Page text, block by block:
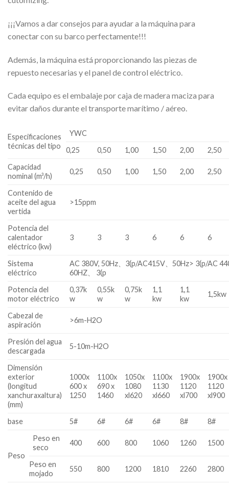
¡¡¡Vamos a dar consejos para ayudar a la máquina para
conectar con su barco perfectamente!!!
Además, la máquina está proporcionando las piezas de
repuesto necesarias y el panel de control eléctrico.
Cada equipo es el embalaje por caja de madera maciza para
evitar daños durante el transporte marítimo / aéreo.
Especificaciones
técnicas del tipo
YWC
0,25
0,50 1,00 1,50 2,00
2,50
Capacidad
nominal (m³/h)
0,25 0,50 1,00 1,50 2,00 2,50
Contenido de
aceite del agua
vertida
>15ppm
Potencia del
calentador
eléctrico (kw)
3 3 3 6 6 6
Sistema
eléctrico
AC 380V, 50Hz、3(p/AC415V、50Hz> 3(p/AC
60HZ、 3(p
Potencia del
motor eléctrico
0,37k
w
0,55k
w
0,75k
w
1,1
kw
1,1
kw
1,5kw
Cabezal de
aspiración
>6m-H2O
Presión del agua
descargada
5-10m-H2O
Dimensión
exterior
(longitud
xanchuraxaltura)
(mm)
1000x
600 x
1250
1100x
690 x
1460
1050x
1080
xl620
1100x
1130
xl660
1900x
1120
xl700
1900x
1120
xl900
base 5# 6# 6# 6# 8# 8#
Peso
Peso en
seco
400 600 800 1060 1260 1500
Peso en
mojado
550 800 1200 1810 2260 2800